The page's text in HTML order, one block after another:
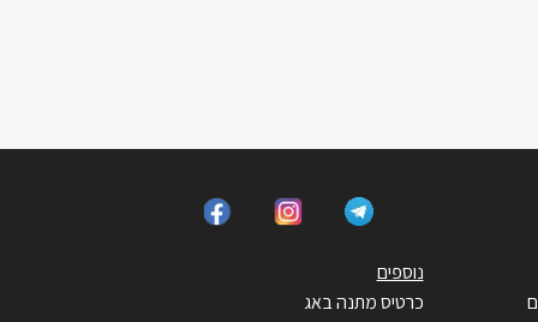
נוספים
כרטיס מתנה באג